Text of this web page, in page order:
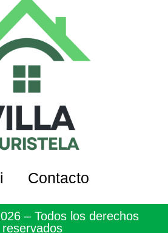
Contacto
– Todos los derechos
reservados